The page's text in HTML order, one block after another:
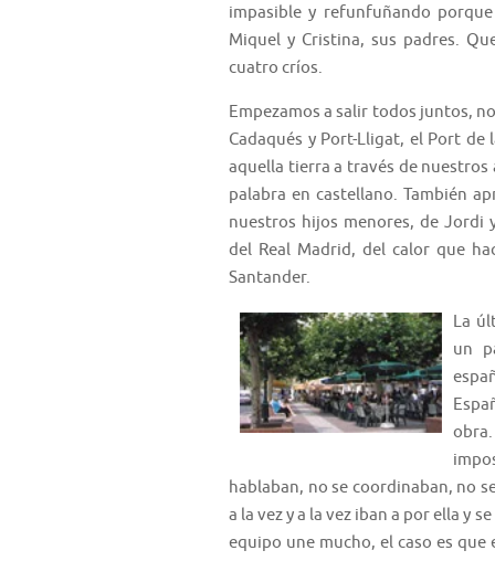
impasible y refunfuñando
Miquel y Cristina, sus padres.
cuatro críos.
Empezamos a salir todos juntos,
Cadaqués y Port-Lligat, el Port
aquella tierra a través de nuestros
palabra en castellano. También
nuestros hijos menores, de Jordi
del Real Madrid, del calor que
Santander.
La
un
hablaban, no se coordinaban, no
a la vez y a la vez iban a por ella y
equipo une mucho, el caso es